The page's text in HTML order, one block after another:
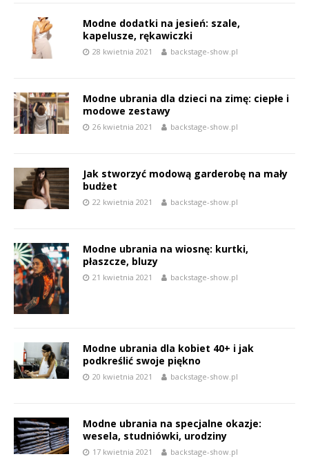
Modne dodatki na jesień: szale,
kapelusze, rękawiczki
28 kwietnia 2021 backstage-show.pl
Modne ubrania dla dzieci na zimę: ciepłe i
modowe zestawy
26 kwietnia 2021 backstage-show.pl
Jak stworzyć modową garderobę na mały
budżet
22 kwietnia 2021 backstage-show.pl
Modne ubrania na wiosnę: kurtki,
płaszcze, bluzy
21 kwietnia 2021 backstage-show.pl
Modne ubrania dla kobiet 40+ i jak
podkreślić swoje piękno
20 kwietnia 2021 backstage-show.pl
Modne ubrania na specjalne okazje:
wesela, studniówki, urodziny
17 kwietnia 2021 backstage-show.pl